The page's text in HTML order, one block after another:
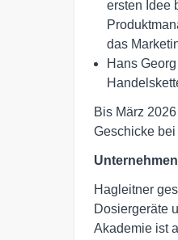
ersten Idee
das
Hans
Bis März
Geschicke
Hagleitner
Dosiergeräte
Akademie ist